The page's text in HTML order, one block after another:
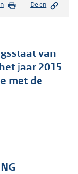
Delen
van
jaar 2015
met de